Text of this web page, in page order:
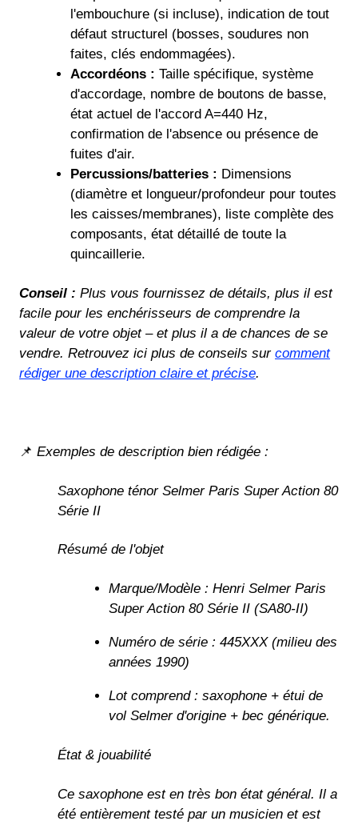
l'embouchure (si incluse), indication de tout
défaut structurel (bosses, soudures non
faites, clés endommagées).
Accordéons : Taille spécifique, système
d'accordage, nombre de boutons de basse,
état actuel de l'accord A=440 Hz,
confirmation de l'absence ou présence de
fuites d'air.
Percussions/batteries : Dimensions
(diamètre et longueur/profondeur pour toutes
les caisses/membranes), liste complète des
composants, état détaillé de toute la
quincaillerie.
Conseil : Plus vous fournissez de détails, plus il est
facile pour les enchérisseurs de comprendre la
valeur de votre objet – et plus il a de chances de se
vendre. Retrouvez ici plus de conseils sur comment
rédiger une description claire et précise.
📌 Exemples de description bien rédigée :
Saxophone ténor Selmer Paris Super Action 80
Série II
Résumé de l'objet
Marque/Modèle : Henri Selmer Paris
Super Action 80 Série II (SA80-II)
Numéro de série : 445XXX (milieu des
années 1990)
Lot comprend : saxophone + étui de
vol Selmer d'origine + bec générique.
État & jouabilité
Ce saxophone est en très bon état général. Il a
été entièrement testé par un musicien et est